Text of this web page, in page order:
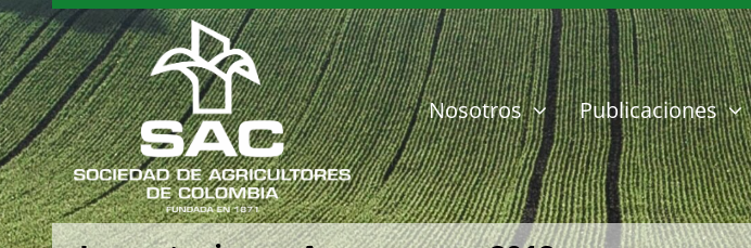
Saltar
al
contenido
Nosotros Publicaciones